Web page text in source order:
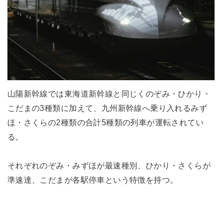
山陽新幹線では東海道新幹線と同じくのぞみ・ひかり・
こだまの3種類に加えて、九州新幹線へ乗り入れるみず
ほ・さくらの2種類の合計5種類の列車が運転されてい
る。
それぞれのぞみ・みずほが最速種別、ひかり・さくらが
準速達、こだまが各駅停車という特徴を持つ。